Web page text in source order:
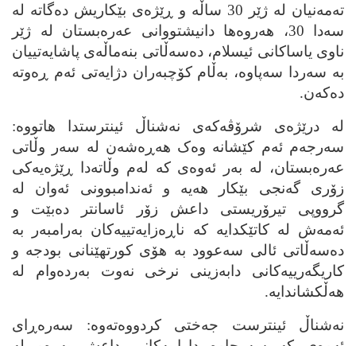
ته‌مه‌نیان له‌ ژێر 30 ساڵه‌ و ڕێژه‌ی بێکاریش ده‌گاته‌ له‌
سه‌دا 30، هه‌روه‌ها دانیشتووانی عه‌ره‌بستان له‌ ژێر
ناوی یاساکانی ئیسلام، ده‌سه‌ڵاتی بنه‌ماڵه‌ی پاشایه‌تییان
به‌ سه‌ردا سه‌پاوه‌، به‌ڵام کۆچبه‌ران دژایه‌تی ئه‌م ڕه‌وته‌
ده‌که‌ن.
له‌ درێژه‌ی شرۆڤه‌که‌ی نه‌شناڵ ئینترستدا هاتووه‌:
سه‌رجه‌م ئه‌م کێشانه‌ وه‌ک هه‌ڕه‌شه‌ن له‌ سه‌ر وڵاتی
عه‌ره‌بستان، له‌ به‌ر ئه‌وه‌ی که‌ له‌م وڵاته‌دا ڕێژه‌یه‌کی
زۆری گه‌نجی بێکار هه‌یه‌ و ئه‌ندامبوونی ئه‌وان له‌
گرووپی تیرۆریستی داعش زۆر ئاسانتر ده‌بێت و
ئه‌مه‌ش له‌ کاتێکدایه‌ که‌ ناڕه‌زایه‌تییه‌کان به‌رامبه‌ر به‌
ده‌سه‌ڵاتی ئالی سه‌عوود به‌ هۆی کورتهێنانی بودجه‌ و
کاریگه‌رییه‌کانی دابه‌زینی نرخی نه‌وت به‌رده‌وام له‌
هه‌ڵکشاندایه‌.
نه‌شناڵ ئینترست جه‌ختی کردووه‌ته‌وه‌: سه‌ره‌ڕای